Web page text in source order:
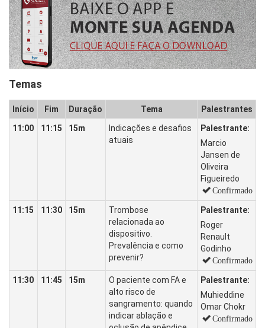
Temas
Início Fim Duração Tema
Palestrantes
11:00
11:15 15m
Indicações e desafios
atuais
Palestrante:
Marcio
Jansen de
Oliveira
Figueiredo
Confirmado
11:15 11:30 15m
Trombose
relacionada ao
dispositivo.
Prevalência e como
prevenir?
Palestrante:
Roger
Renault
Godinho
Confirmado
11:30 11:45 15m
O paciente com FA e
alto risco de
sangramento: quando
indicar ablação e
Palestrante:
Muhieddine
Omar Chokr
Confirmado